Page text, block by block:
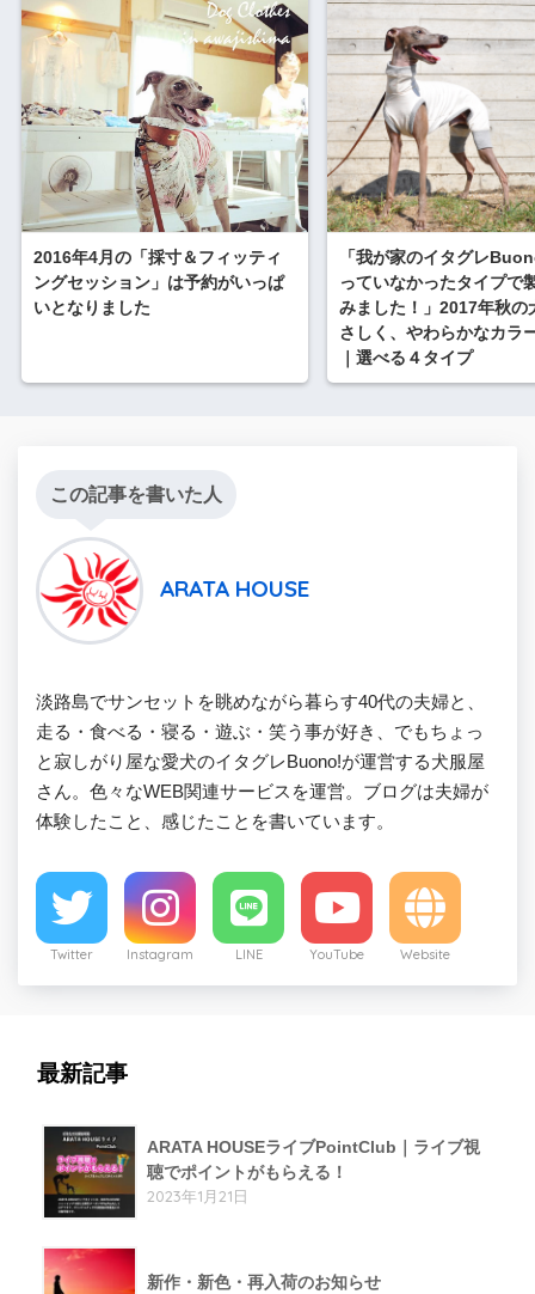
2016年4月の「採寸＆フィッティ
ングセッション」は予約がいっぱ
いとなりました
「我が家のイタグレ
っていなかったタイプで
みました！」2017年秋の
さしく、やわらかなカラ
｜選べる４タイプ
この記事を書いた人
ARATA HOUSE
淡路島でサンセットを眺めながら暮らす40代の夫婦と、
走る・食べる・寝る・遊ぶ・笑う事が好き、でもちょっ
と寂しがり屋な愛犬のイタグレBuono!が運営する犬服屋
さん。色々なWEB関連サービスを運営。ブログは夫婦が
体験したこと、感じたことを書いています。
Twitter Instagram LINE YouTube Website
最新記事
ARATA HOUSEライブPointClub｜ライブ視
聴でポイントがもらえる！
2023年1月21日
新作・新色・再入荷のお知らせ